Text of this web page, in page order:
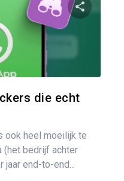
die echt
ook heel moeilijk te
(het bedrijf achter
jaar end-to-end...